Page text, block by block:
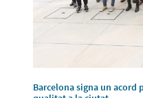
Barcelona signa un